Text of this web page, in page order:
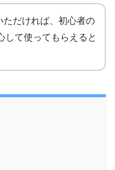
ただければ、初心者の
して使ってもらえると